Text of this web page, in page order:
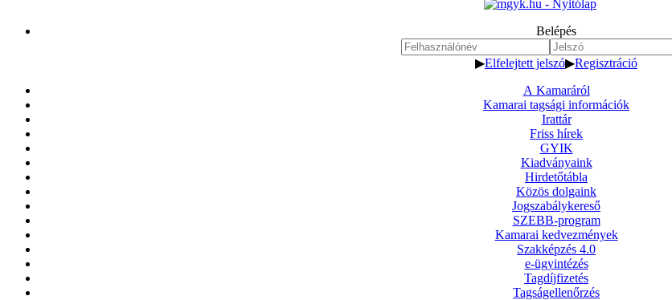
Belépés
▶Elfelejtett jelszó▶Regisztráció
A Kamaráról
Kamarai tagsági információk
Irattár
Friss hírek
GYIK
Kiadványaink
Hirdetőtábla
Közös dolgaink
Jogszabálykereső
SZEBB-program
Kamarai kedvezmények
Szakképzés 4.0
e-ügyintézés
Tagdíjfizetés
Tagságellenőrzés